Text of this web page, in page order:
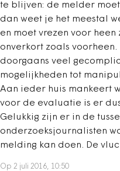
te blijven: de melder
dan weet je het meestal
en moet vrezen voor
onverkort zoals
doorgaans veel
mogelijkheden tot
Aan ieder huis mankeert
voor de evaluatie is er
Gelukkig zijn er in de
onderzoeksjournalisten
melding kan doen. De
Op 2 juli 2016, 10:50